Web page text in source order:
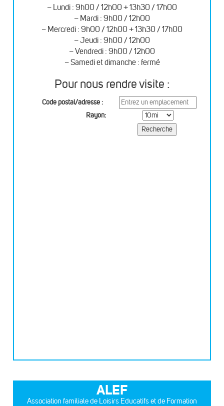
– Lundi : 9h00 / 12h00 + 13h30 / 17h00
– Mardi : 9h00 / 12h00
– Mercredi : 9h00 / 12h00 + 13h30 / 17h00
– Jeudi : 9h00 / 12h00
– Vendredi : 9h00 / 12h00
– Samedi et dimanche : fermé
Pour nous rendre visite :
Code postal/adresse :
Rayon:
ALEF
Association familiale de Loisirs Educatifs et de Formation